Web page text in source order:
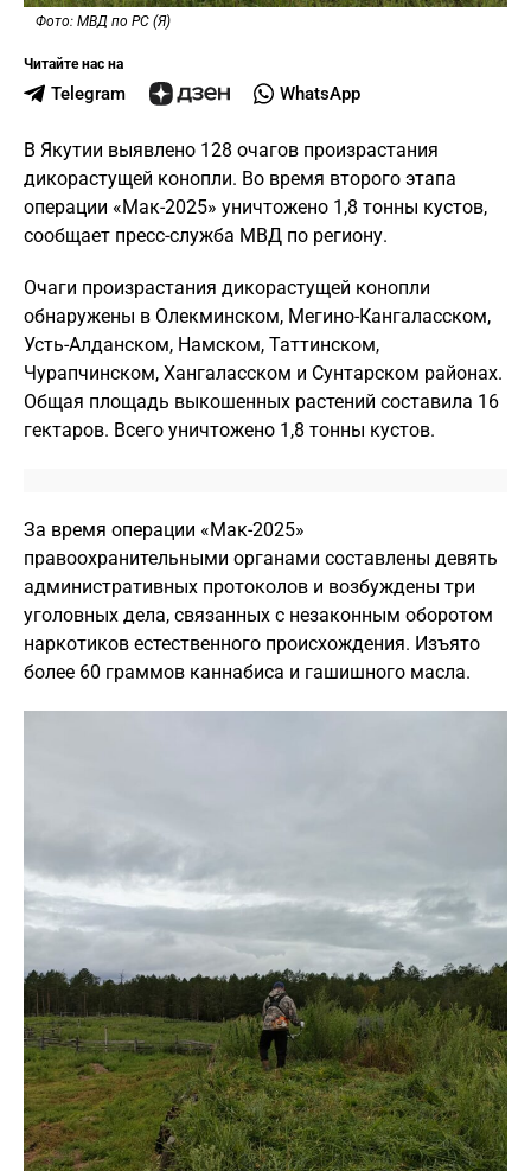
Фото: МВД по РС (Я)
Читайте нас на
Telegram WhatsApp
В Якутии выявлено 128 очагов произрастания
дикорастущей конопли. Во время второго этапа
операции «Мак-2025» уничтожено 1,8 тонны кустов,
сообщает пресс-служба МВД по региону.
Очаги произрастания дикорастущей конопли
обнаружены в Олекминском, Мегино-Кангаласском,
Усть-Алданском, Намском, Таттинском,
Чурапчинском, Хангаласском и Сунтарском районах.
Общая площадь выкошенных растений составила 16
гектаров. Всего уничтожено 1,8 тонны кустов.
За время операции «Мак-2025»
правоохранительными органами составлены девять
административных протоколов и возбуждены три
уголовных дела, связанных с незаконным оборотом
наркотиков естественного происхождения. Изъято
более 60 граммов каннабиса и гашишного масла.